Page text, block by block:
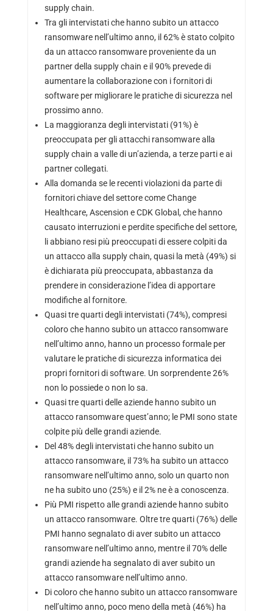
supply chain.
Tra gli intervistati che hanno subito un attacco
ransomware nell’ultimo anno, il 62% è stato colpito
da un attacco ransomware proveniente da un
partner della supply chain e il 90% prevede di
aumentare la collaborazione con i fornitori di
software per migliorare le pratiche di sicurezza nel
prossimo anno.
La maggioranza degli intervistati (91%) è
preoccupata per gli attacchi ransomware alla
supply chain a valle di un’azienda, a terze parti e ai
partner collegati.
Alla domanda se le recenti violazioni da parte di
fornitori chiave del settore come Change
Healthcare, Ascension e CDK Global, che hanno
causato interruzioni e perdite specifiche del settore,
li abbiano resi più preoccupati di essere colpiti da
un attacco alla supply chain, quasi la metà (49%) si
è dichiarata più preoccupata, abbastanza da
prendere in considerazione l’idea di apportare
modifiche al fornitore.
Quasi tre quarti degli intervistati (74%), compresi
coloro che hanno subito un attacco ransomware
nell’ultimo anno, hanno un processo formale per
valutare le pratiche di sicurezza informatica dei
propri fornitori di software. Un sorprendente 26%
non lo possiede o non lo sa.
Quasi tre quarti delle aziende hanno subito un
attacco ransomware quest’anno; le PMI sono state
colpite più delle grandi aziende.
Del 48% degli intervistati che hanno subito un
attacco ransomware, il 73% ha subito un attacco
ransomware nell’ultimo anno, solo un quarto non
ne ha subito uno (25%) e il 2% ne è a conoscenza.
Più PMI rispetto alle grandi aziende hanno subito
un attacco ransomware. Oltre tre quarti (76%) delle
PMI hanno segnalato di aver subito un attacco
ransomware nell’ultimo anno, mentre il 70% delle
grandi aziende ha segnalato di aver subito un
attacco ransomware nell’ultimo anno.
Di coloro che hanno subito un attacco ransomware
nell’ultimo anno, poco meno della metà (46%) ha